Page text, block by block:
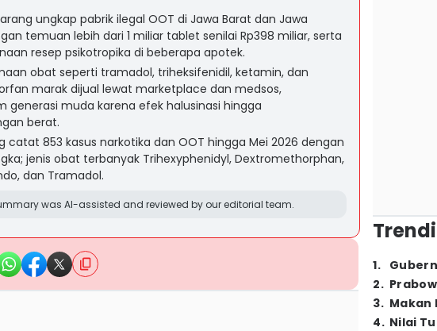
ungkap pabrik ilegal OOT di Jawa Barat dan Jawa
temuan lebih dari 1 miliar tablet senilai Rp398 miliar, serta
resep psikotropika di beberapa apotek.
obat seperti tramadol, triheksifenidil, ketamin, dan
marak dijual lewat marketplace dan medsos,
generasi muda karena efek halusinasi hingga
berat.
catat 853 kasus narkotika dan OOT hingga Mei 2026 dengan
jenis obat terbanyak Trihexyphenidyl, Dextromethorphan,
dan Tramadol.
was AI-assisted and reviewed by our editorial team.
1.
2.
3. Makan
4. Nilai